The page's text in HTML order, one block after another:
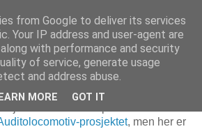
prosjektet, men her er
from Google to deliver its services
Your IP address and user-agent are
with performance and security
of service, generate usage
and address abuse.
MORE GOT IT